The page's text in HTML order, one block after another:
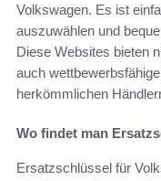
Volkswagen. Es ist
auszuwählen und
Diese Websites bieten
auch
herkömmlichen
Wo findet man
Ersatzschlüssel für